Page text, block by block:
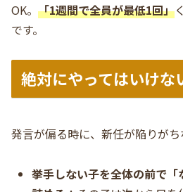
OK。 「1週間で全員が最低1回」
です。
絶対にやってはいけな
発言が偏る時に、新任が陥りがち
挙手しない子を全体の前で「